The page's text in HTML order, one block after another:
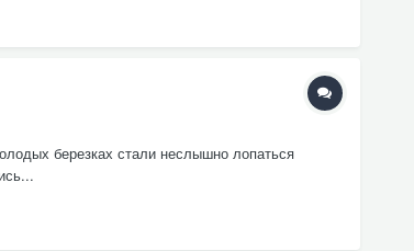
березках стали неслышно лопаться